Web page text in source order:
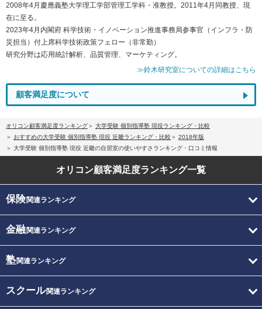
2008年4月慶應義塾大学理工学部管理工学科・准教授。2011年4月同教授、現
在に至る。
2023年4月内閣府 科学技術・イノベーション推進事務局参事官（インフラ・防
災担当）付上席科学技術政策フェロー（非常勤）
研究分野は応用統計解析、品質管理、マーケティング。
≫鈴木研究室についての詳細はこちら
顧客満足度について
オリコン顧客満足度ランキング
大学受験 個別指導塾 現役ランキング・比較
おすすめの大学受験 個別指導塾 現役 近畿ランキング・比較
2018年版
大学受験 個別指導塾 現役 近畿の自習室の使いやすさランキング・口コミ情報
オリコン顧客満足度ランキング一覧
保険関連ランキング
金融関連ランキング
塾関連ランキング
スクール関連ランキング